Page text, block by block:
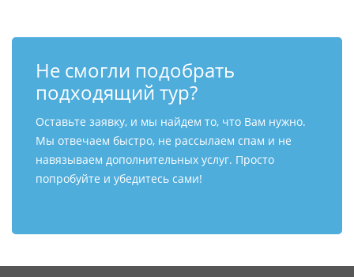
Не смогли подобрать
подходящий тур?
Оставьте заявку, и мы найдем то, что Вам нужно.
Мы отвечаем быстро, не рассылаем спам и не
навязываем дополнительных услуг. Просто
попробуйте и убедитесь сами!